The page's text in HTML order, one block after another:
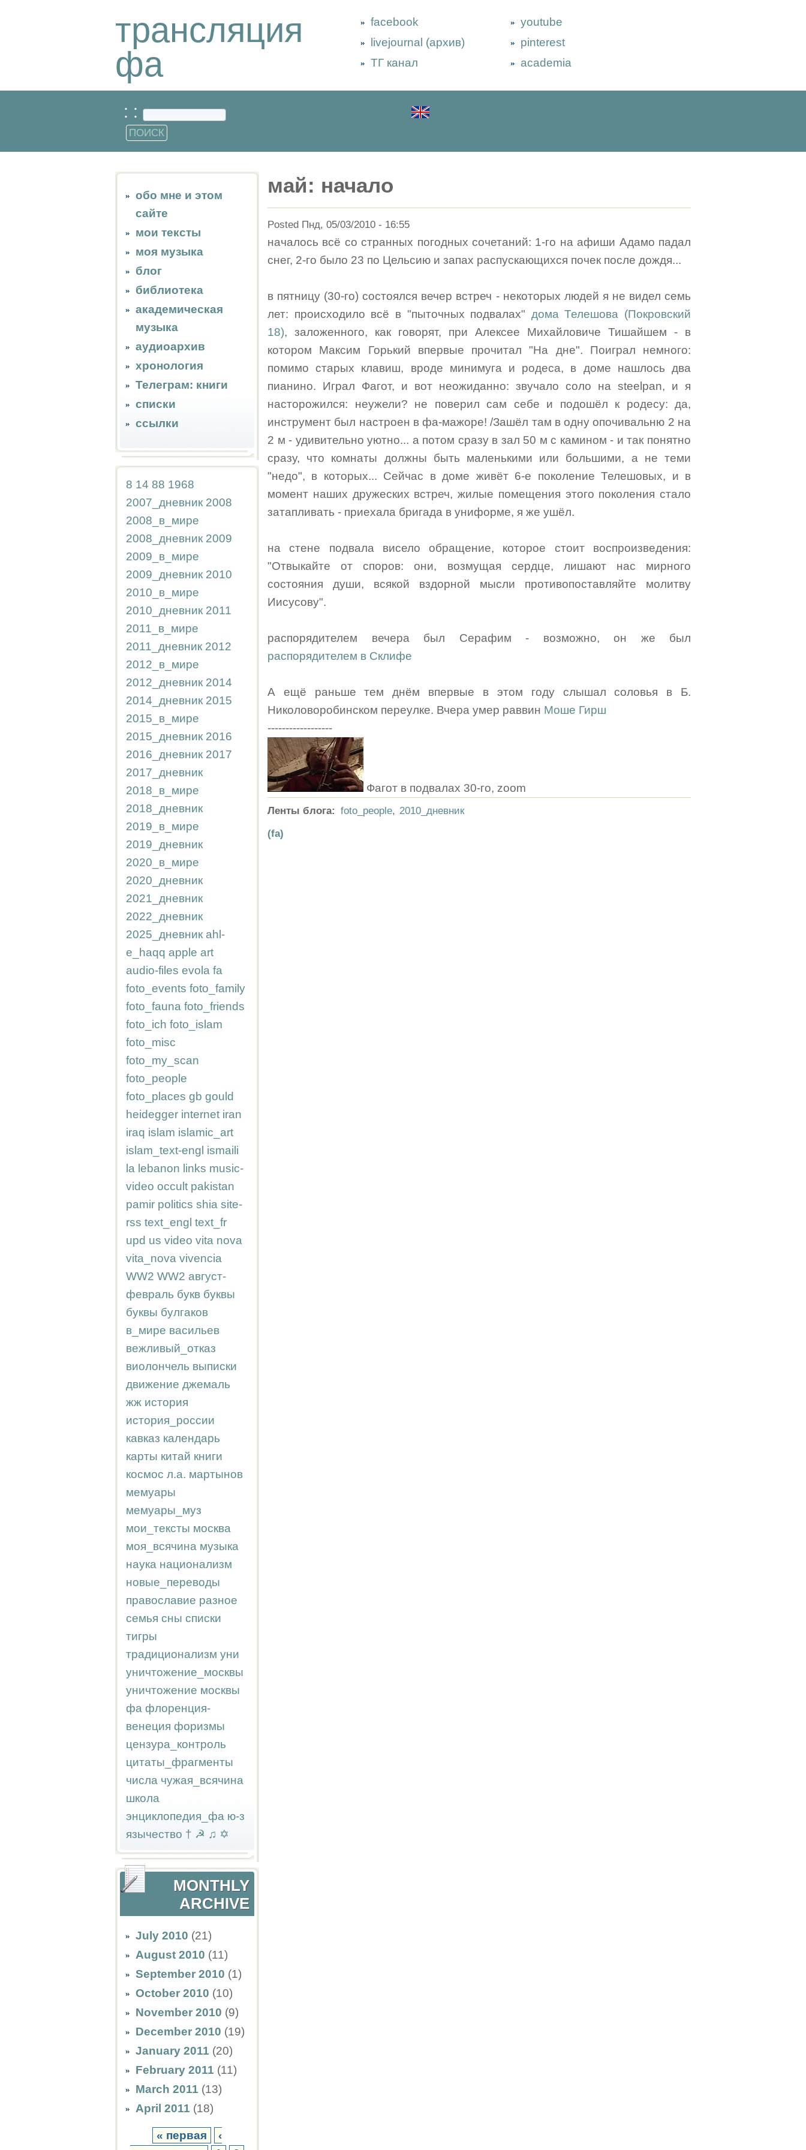
трансляция
фа
facebook
livejournal (архив)
ТГ канал
youtube
pinterest
academia
: :
обо мне и этом
сайте
мои тексты
моя музыка
блог
библиотека
академическая
музыка
аудиоархив
хронология
Телеграм: книги
списки
ссылки
8 14 88 1968
2007_дневник 2008
2008_в_мире
2008_дневник 2009
2009_в_мире
2009_дневник 2010
2010_в_мире
2010_дневник 2011
2011_в_мире
2011_дневник 2012
2012_в_мире
2012_дневник 2014
2014_дневник 2015
2015_в_мире
2015_дневник 2016
2016_дневник 2017
2017_дневник
2018_в_мире
2018_дневник
2019_в_мире
2019_дневник
2020_в_мире
2020_дневник
2021_дневник
2022_дневник
2025_дневник ahl-
e_haqq apple art
audio-files evola fa
foto_events foto_family
foto_fauna foto_friends
foto_ich foto_islam
foto_misc
foto_my_scan
foto_people
foto_places gb gould
heidegger internet iran
iraq islam islamic_art
islam_text-engl ismaili
la lebanon links music-
video occult pakistan
pamir politics shia site-
rss text_engl text_fr
upd us video vita nova
vita_nova vivencia
WW2 WW2 август-
февраль букв буквы
буквы булгаков
в_мире васильев
вежливый_отказ
виолончель выписки
движение джемаль
жж история
история_россии
кавказ календарь
карты китай книги
космос л.а. мартынов
мемуары
мемуары_муз
мои_тексты москва
моя_всячина музыка
наука национализм
новые_переводы
православие разное
семья сны списки
тигры
традиционализм уни
уничтожение_москвы
уничтожение москвы
фа флоренция-
венеция форизмы
цензура_контроль
цитаты_фрагменты
числа чужая_всячина
школа
энциклопедия_фа ю-з
язычество † ☭ ♫ ✡
MONTHLY
ARCHIVE
July 2010 (21)
August 2010 (11)
September 2010 (1)
October 2010 (10)
November 2010 (9)
December 2010 (19)
January 2011 (20)
February 2011 (11)
March 2011 (13)
April 2011 (18)
« первая
‹
май: начало
Posted Пнд, 05/03/2010 - 16:55
началось всё со странных погодных сочетаний: 1-го на афиши Адамо падал
снег, 2-го было 23 по Цельсию и запах распускающихся почек после дождя...
в пятницу (30-го) состоялся вечер встреч - некоторых людей я не видел семь
лет: происходило всё в "пыточных подвалах" дома Телешова (Покровский
18), заложенного, как говорят, при Алексее Михайловиче Тишайшем - в
котором Максим Горький впервые прочитал "На дне". Поиграл немного:
помимо старых клавиш, вроде минимуга и родеса, в доме нашлось два
пианино. Играл Фагот, и вот неожиданно: звучало соло на steelpan, и я
насторожился: неужели? не поверил сам себе и подошёл к родесу: да,
инструмент был настроен в фа-мажоре! /Зашёл там в одну опочивальню 2 на
2 м - удивительно уютно... а потом сразу в зал 50 м с камином - и так понятно
сразу, что комнаты должны быть маленькими или большими, а не теми
"недо", в которых... Сейчас в доме живёт 6-е поколение Телешовых, и в
момент наших дружеских встреч, жилые помещения этого поколения стало
затапливать - приехала бригада в униформе, я же ушёл.
на стене подвала висело обращение, которое стоит воспроизведения:
"Отвыкайте от споров: они, возмущая сердце, лишают нас мирного
состояния души, всякой вздорной мысли противопоставляйте молитву
Иисусову".
распорядителем вечера был Серафим - возможно, он же был
распорядителем в Склифе
А ещё раньше тем днём впервые в этом году слышал соловья в Б.
Николоворобинском переулке. Вчера умер раввин Моше Гирш
------------------
Фагот в подвалах 30-го, zoom
Ленты блога: foto_people, 2010_дневник
(fa)